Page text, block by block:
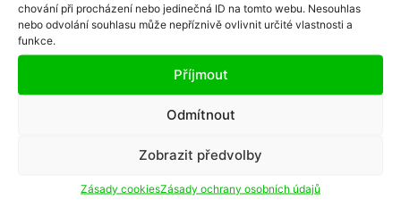
chování při procházení nebo jedinečná ID na tomto webu. Nesouhlas
nebo odvolání souhlasu může nepříznivě ovlivnit určité vlastnosti a
funkce.
Příjmout
Odmítnout
Zobrazit předvolby
Zásady cookiesZásady ochrany osobních údajů
započítává do průměru. To, že v Praze byly 492 035
občanům volby úplně šumák, už číslo tolik
nereflektuje. Volební účast zcela ignoruje velikost
Podobný problém máme sezískanými hlasy
situace ještě zapeklitější. Nejenže obce mají jiný
každý volič má také jiný počet hlasů. Volič na